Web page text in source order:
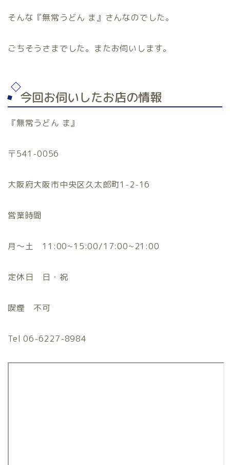
そんな『無常うどん ま』さんなのでした。
ごちそうさまでした。またお伺いします。
今回お伺いしたお店の情報
『無常うどん ま』
〒541-0056
大阪府大阪市中央区久太郎町1-2-16
営業時間
月〜土 11:00~15:00/17:00~21:00
定休日 日・祝
喫煙 不可
Tel 06-6227-8984